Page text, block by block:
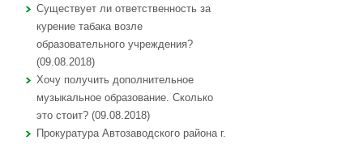
Существует ли ответственность за
курение табака возле
образовательного учреждения?
(09.08.2018)
Хочу получить дополнительное
музыкальное образование. Сколько
это стоит? (09.08.2018)
Прокуратура Автозаводского района г.